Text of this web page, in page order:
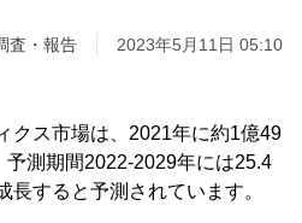
査・報告 2023年5月11日 05:10
クス市場は、2021年に約1億49
測期間2022-2029年には25.4
長すると予測されています。